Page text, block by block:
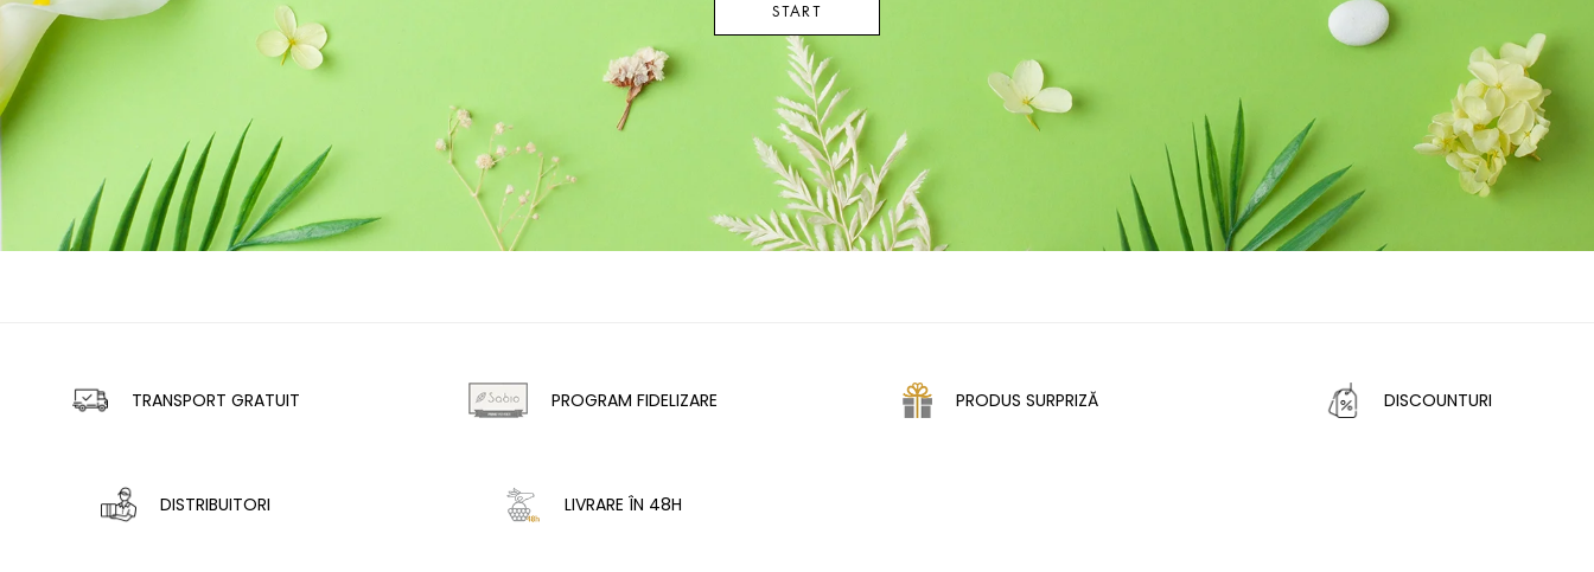
START
TRANSPORT GRATUIT PROGRAM FIDELIZARE PRODUS SURPRIZĂ DISCOUNTURI
DISTRIBUITORI LIVRARE ÎN 48H